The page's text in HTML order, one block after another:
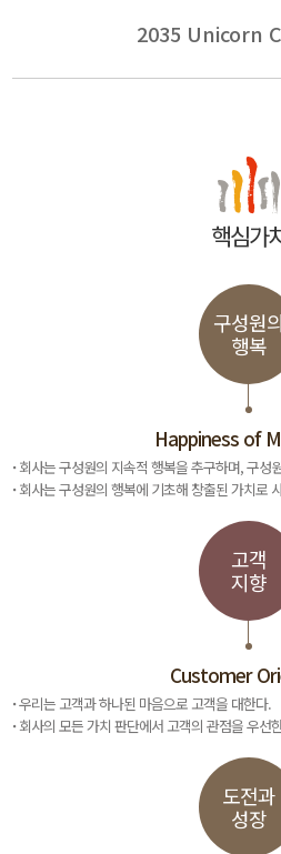
2035 Unicorn
핵심가
구성원의
행복
Happiness of
회사는 구성원의 지속적 행복을 추구하며, 구성
회사는 구성원의 행복에 기초해 창출된 가치로
고객
지향
Customer
우리는 고객과 하나된 마음으로 고객을 대한다.
회사의 모든 가치 판단에서 고객의 관점을 우선
도전과
성장